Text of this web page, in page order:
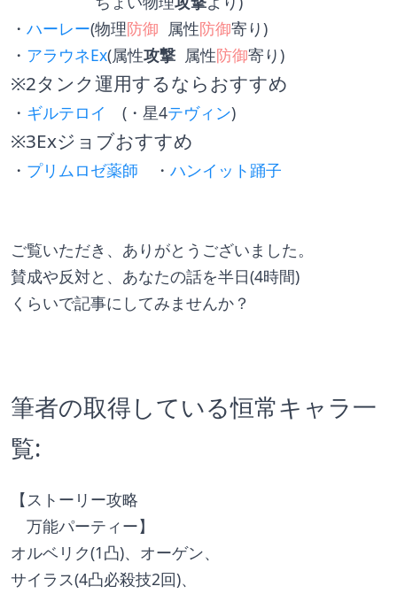
・ ハーレー(物理防御
  属性
防御寄り)
・ アラウネEx(属性攻撃
  属性
防御寄り)
※2タンク運用するならおすすめ
・ ギルテロイ (・星4テヴィン)
※3Exジョブおすすめ
・ プリムロゼ薬師 ・ ハンイット踊子
ご覧いただき、ありがとうございました。
賛成や反対と、あなたの話を半日(4時間)
くらいで記事にしてみませんか？
筆者の取得している恒常キャラ一
覧:
【ストーリー攻略
万能パーティー】
オルベリク(1凸)、オーゲン、
サイラス(4凸必殺技2回)、